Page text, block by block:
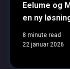
Eelume og
en ny
8 minute read
22 januar 2026